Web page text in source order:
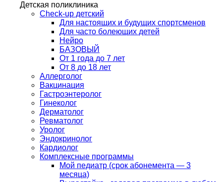
Детская поликлиника
Check-up детский
Для настоящих и будущих спортсменов
Для часто болеющих детей
Нейро
БАЗОВЫЙ
От 1 года до 7 лет
От 8 до 18 лет
Аллерголог
Вакцинация
Гастроэнтеролог
Гинеколог
Дерматолог
Ревматолог
Уролог
Эндокринолог
Кардиолог
Комплексные программы
Мой педиатр (срок абонемента — 3
месяца)